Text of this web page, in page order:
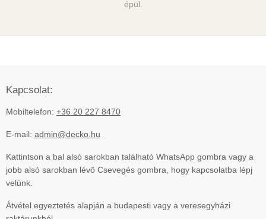
épül.
Kapcsolat:
Mobiltelefon: +36 20 227 8470
E-mail: admin@decko.hu
Kattintson a bal alsó sarokban található WhatsApp gombra vagy a
jobb alsó sarokban lévő Csevegés gombra, hogy kapcsolatba lépj
velünk.
Átvétel egyeztetés alapján a budapesti vagy a veresegyházi